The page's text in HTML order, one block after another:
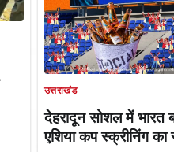
उत्तराखंड
देहरादून सोशल में भारत
एशिया कप स्क्रीनिंग का